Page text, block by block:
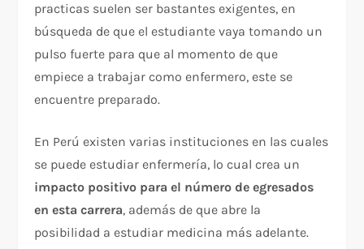
practicas suelen ser bastantes exigentes, en
búsqueda de que el estudiante vaya tomando un
pulso fuerte para que al momento de que
empiece a trabajar como enfermero, este se
encuentre preparado.
En Perú existen varias instituciones en las cuales
se puede estudiar enfermería, lo cual crea un
impacto positivo para el número de egresados
en esta carrera, además de que abre la
posibilidad a estudiar medicina más adelante.